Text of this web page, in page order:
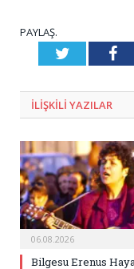
PAYLAŞ.
Twitter
ILIŞKILI YAZILAR
06.08.2026
Bilgesu Erenus